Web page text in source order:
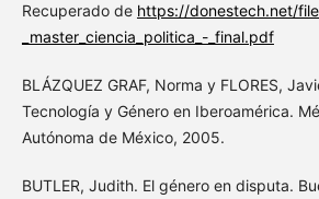
Recuperado de https://donestech.net/
_master_ciencia_politica_-_final.pdf
BLÁZQUEZ GRAF, Norma y FLORES,
Tecnología y Género en Iberoamérica.
Autónoma de México, 2005.
BUTLER, Judith. El género en disputa.